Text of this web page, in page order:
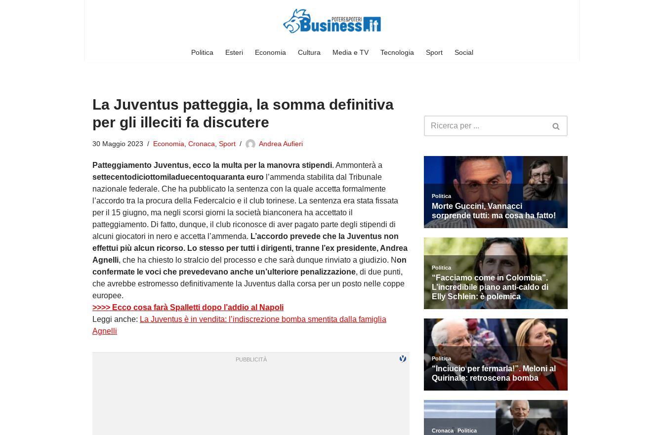
Politica Esteri Economia Cultura Media e TV Tecnologia Sport Social
La Juventus patteggia, la somma definitiva
per gli illeciti fa discutere
30 Maggio 2023 Economia Cronaca Sport Andrea Aufieri
Patteggiamento Juventus, ecco la multa per la manovra stipendi. Ammonterà a
settecentodiciottomiladuecentoquaranta euro l’ammenda stabilita dal Tribunale
nazionale federale. Che ha pubblicato la sentenza con la quale accetta formalmente
l’accordo tra la procura della Federcalcio e il club torinese. La sentenza era stata fissata
per il 15 giugno, ma negli scorsi giorni la società bianconera ha accettato il
patteggiamento. Di fatto, dunque, il club riconosce di aver pagato parte degli stipendi di
alcuni giocatori in nero e accetta l’ammenda. L’accordo prevede che la Juventus non
effettui più alcun ricorso. Lo stesso per tutti i dirigenti, tranne l’ex presidente, Andrea
Agnelli, che ha chiesto lo stralcio del processo e che sarà dunque rinviato a giudizio. Non
confermate le voci che prevedevano anche un’ulteriore penalizzazione, di due punti,
che avrebbe estromesso definitivamente la Juventus dalla corsa per un posto nelle coppe
europee.
>>>> Ecco cosa farà Spalletti dopo l’addio al Napoli
Leggi anche: La Juventus è in vendita: l’indiscrezione bomba smentita dalla famiglia
Agnelli